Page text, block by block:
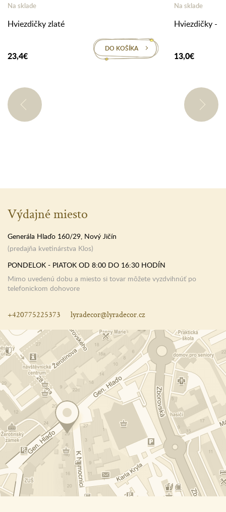
Na sklade
Hviezdičky zlaté
23,4€
DO KOŠÍKA
Na sklade
Hviezdičky -
13,0€
Výdajné miesto
Generála Hlaďo 160/29, Nový Jičín
(predajňa kvetinárstva Klos)
PONDELOK - PIATOK OD 8:00 DO 16:30 HODÍN
Mimo uvedenú dobu a miesto si tovar môžete vyzdvihnúť po
telefonickom dohovore
+420775225373 lyradecor@lyradecor.cz